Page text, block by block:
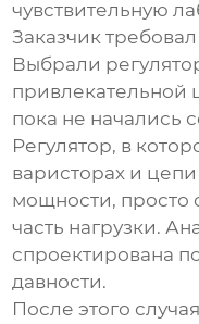
чувствительную
Заказчик
Выбрали
привлекательной
пока не начались
Регулятор, в
варисторах и
мощности, просто
часть нагрузки.
спроектирована
давности.
После этого